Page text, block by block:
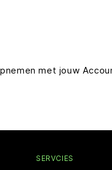
met jouw
SERVCIES